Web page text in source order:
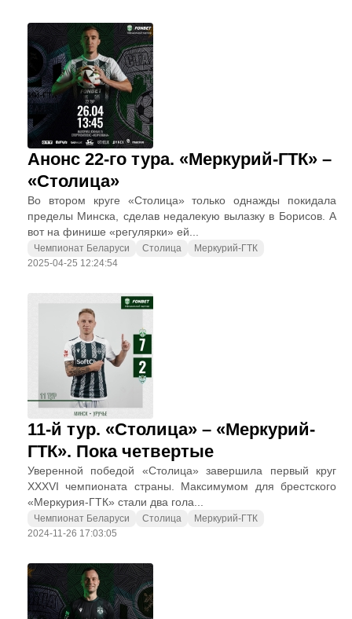
Анонс 22-го тура. «Меркурий-ГТК» –
«Столица»
Во втором круге «Столица» только однажды покидала
пределы Минска, сделав недалекую вылазку в Борисов. А
вот на финише «регулярки» ей...
Чемпионат Беларуси Столица
Меркурий-ГТК
2025-04-25 12:24:54
11-й тур. «Столица» – «Меркурий-
ГТК». Пока четвертые
Уверенной победой «Столица» завершила первый круг
XXXVI чемпионата страны. Максимумом для брестского
«Меркурия-ГТК» стали два гола...
Чемпионат Беларуси Столица
Меркурий-ГТК
2024-11-26 17:03:05